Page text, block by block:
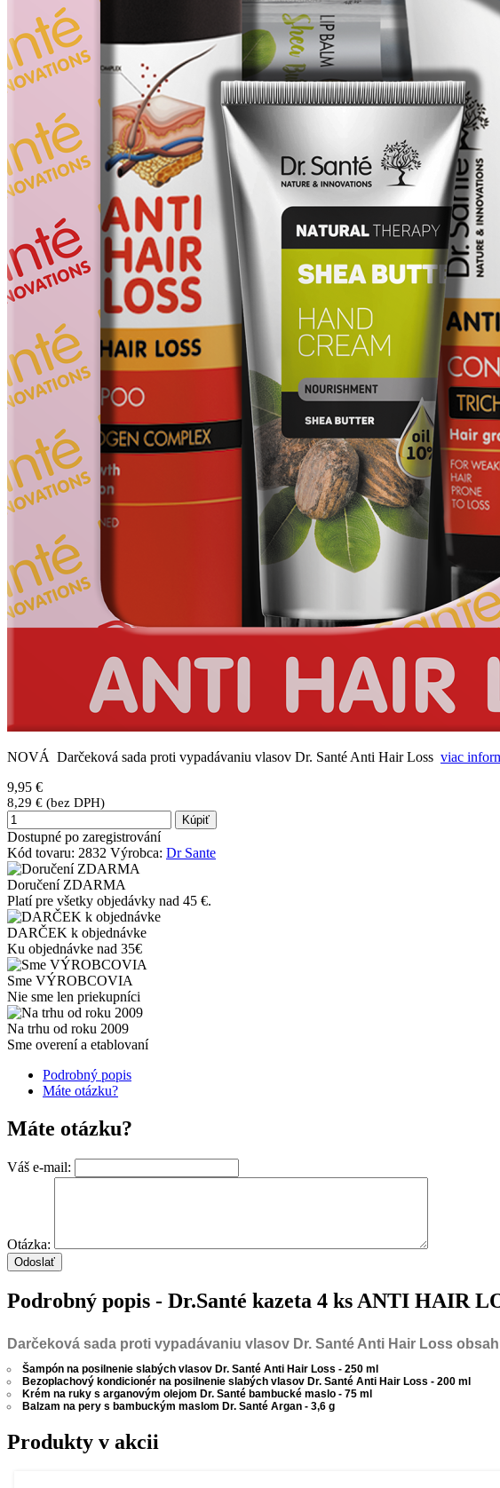
NOVÁ Darčeková sada proti vypadávaniu vlasov Dr. Santé Anti Hair Loss viac
9,95 €
8,29 € (bez DPH)
Kúpiť
Dostupné po zaregistrování
Kód tovaru: 2832 Výrobca: Dr Sante
Doručení ZDARMA
Platí pre všetky objedávky nad 45 €.
DARČEK k objednávke
Ku objednávke nad 35€
Sme VÝROBCOVIA
Nie sme len priekupníci
Na trhu od roku 2009
Sme overení a etablovaní
Podrobný popis
Máte otázku?
Máte otázku?
Váš e-mail:
Otázka:
Podrobný popis - Dr.Santé kazeta 4 ks ANTI HAIR
Darčeková sada proti vypadávaniu vlasov Dr. Santé Anti Hair Loss
Šampón na posilnenie slabých vlasov Dr. Santé Anti Hair Loss - 250 ml
Bezoplachový kondicionér na posilnenie slabých vlasov Dr. Santé Anti Hair Loss - 200 ml
Krém na ruky s arganovým olejom Dr. Santé bambucké maslo - 75 ml
Balzam na pery s bambuckým maslom Dr. Santé Argan - 3,6 g
Produkty v akcii